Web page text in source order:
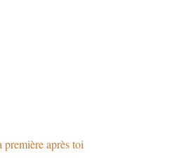
première après toi